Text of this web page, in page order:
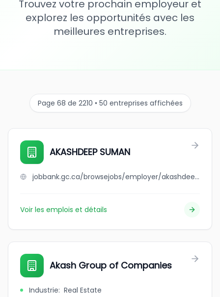
Trouvez votre prochain employeur et
explorez les opportunités avec les
meilleures entreprises.
Page 68 de 2210 • 50 entreprises affichées
AKASHDEEP SUMAN
jobbank.gc.ca/browsejobs/employer/akashdeep+suman/ca
Voir les emplois et détails
Akash Group of Companies
Industrie: Real Estate